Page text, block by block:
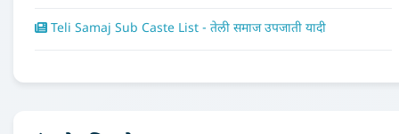
Teli Samaj Sub Caste List - तेली समाज उपजाती यादी